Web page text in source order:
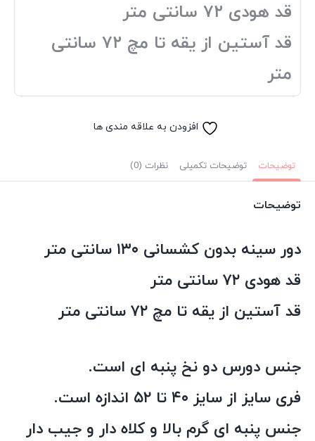
قد هودی ۷۲ سانتی متر
قد آستین از یقه تا مچ ۷۲ سانتی
متر
افزودن به علاقه مندی ها
توضیحات توضیحات تکمیلی نظرات (0)
توضیحات
دور سینه بدون کشسانی ۱۳۰ سانتی متر
قد هودی ۷۲ سانتی متر
قد آستین از یقه تا مچ ۷۲ سانتی متر
جنس دورس دو نخ پنبه ای است.
فری سایز از سایز ۴۰ تا ۵۲ اندازه است.
جنس پنبه ای گرم بالا و کلاه دار و جیب دار